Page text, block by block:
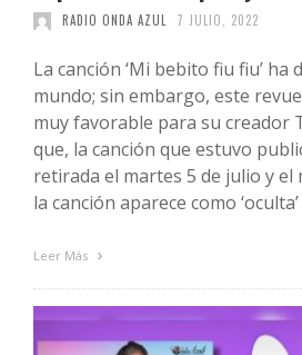
RADIO ONDA AZUL 7 JULIO, 2022
La canción ‘Mi bebito fiu fiu’ ha
mundo; sin embargo, este
muy favorable para su creador
que, la canción que estuvo
retirada el martes 5 de julio y el
la canción aparece como
Leer Más